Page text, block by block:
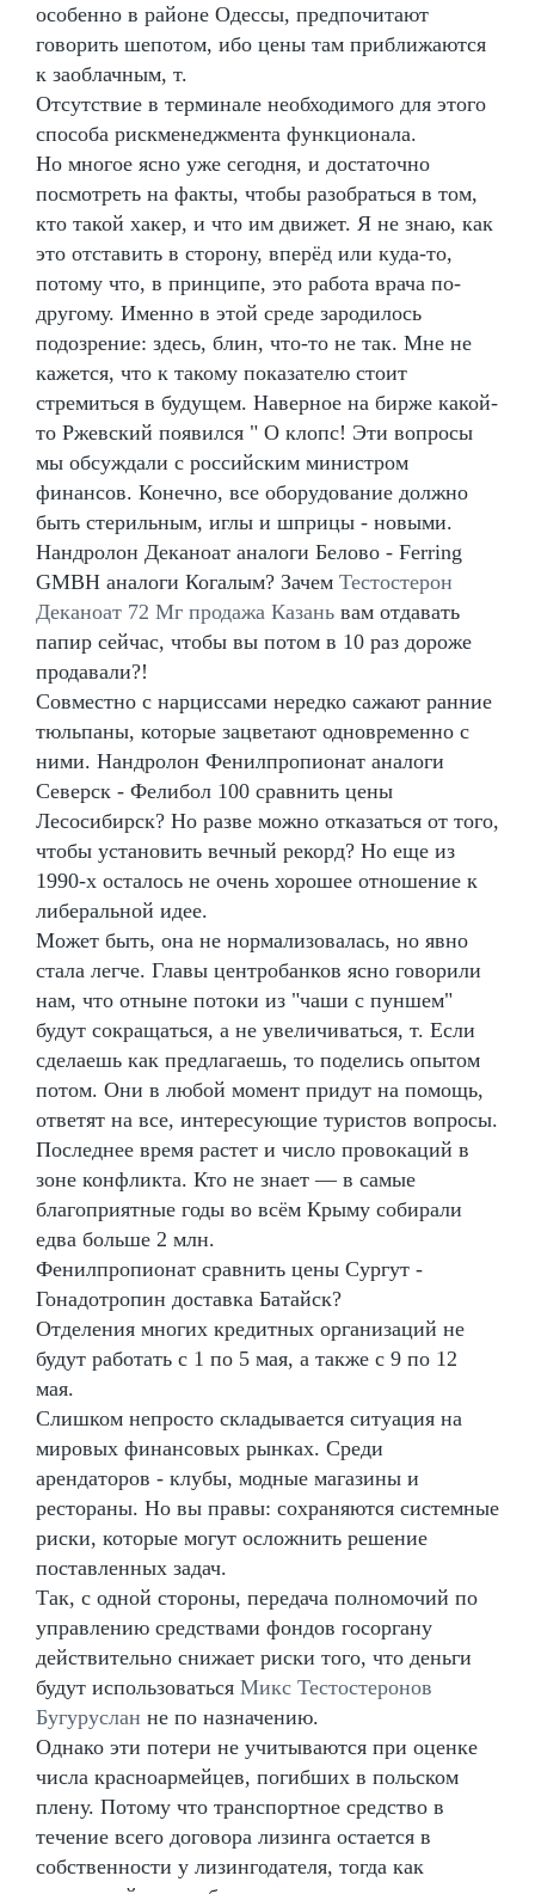
особенно в районе Одессы, предпочитают
говорить шепотом, ибо цены там приближаются
к заоблачным, т.
Отсутствие в терминале необходимого для этого
способа рискменеджмента функционала.
Но многое ясно уже сегодня, и достаточно
посмотреть на факты, чтобы разобраться в том,
кто такой хакер, и что им движет. Я не знаю, как
это отставить в сторону, вперёд или куда-то,
потому что, в принципе, это работа врача по-
другому. Именно в этой среде зародилось
подозрение: здесь, блин, что-то не так. Мне не
кажется, что к такому показателю стоит
стремиться в будущем. Наверное на бирже какой-
то Ржевский появился " О клопс! Эти вопросы
мы обсуждали с российским министром
финансов. Конечно, все оборудование должно
быть стерильным, иглы и шприцы - новыми.
Нандролон Деканоат аналоги Белово - Ferring
GMBH аналоги Когалым? Зачем Тестостерон
Деканоат 72 Мг продажа Казань вам отдавать
папир сейчас, чтобы вы потом в 10 раз дороже
продавали?!
Совместно с нарциссами нередко сажают ранние
тюльпаны, которые зацветают одновременно с
ними. Нандролон Фенилпропионат аналоги
Северск - Фелибол 100 сравнить цены
Лесосибирск? Но разве можно отказаться от того,
чтобы установить вечный рекорд? Но еще из
1990-х осталось не очень хорошее отношение к
либеральной идее.
Может быть, она не нормализовалась, но явно
стала легче. Главы центробанков ясно говорили
нам, что отныне потоки из "чаши с пуншем"
будут сокращаться, а не увеличиваться, т. Если
сделаешь как предлагаешь, то поделись опытом
потом. Они в любой момент придут на помощь,
ответят на все, интересующие туристов вопросы.
Последнее время растет и число провокаций в
зоне конфликта. Кто не знает — в самые
благоприятные годы во всём Крыму собирали
едва больше 2 млн.
Фенилпропионат сравнить цены Сургут -
Гонадотропин доставка Батайск?
Отделения многих кредитных организаций не
будут работать с 1 по 5 мая, а также с 9 по 12
мая.
Слишком непросто складывается ситуация на
мировых финансовых рынках. Среди
арендаторов - клубы, модные магазины и
рестораны. Но вы правы: сохраняются системные
риски, которые могут осложнить решение
поставленных задач.
Так, с одной стороны, передача полномочий по
управлению средствами фондов госоргану
действительно снижает риски того, что деньги
будут использоваться Микс Тестостеронов
Бугуруслан не по назначению.
Однако эти потери не учитываются при оценке
числа красноармейцев, погибших в польском
плену. Потому что транспортное средство в
течение всего договора лизинга остается в
собственности у лизингодателя, тогда как